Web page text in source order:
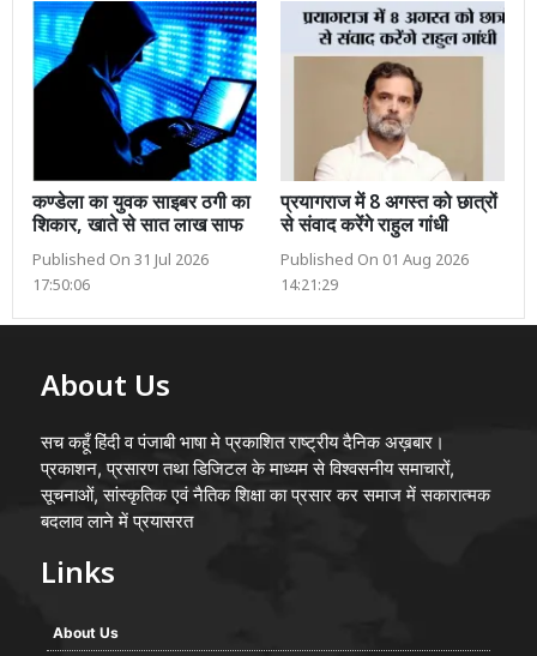
कण्डेला का युवक साइबर ठगी का
शिकार, खाते से सात लाख साफ
Published On 31 Jul 2026
17:50:06
प्रयागराज में 8 अगस्त को छात्रों
से संवाद करेंगे राहुल गांधी
Published On 01 Aug 2026
14:21:29
About Us
सच कहूँ हिंदी व पंजाबी भाषा मे प्रकाशित राष्ट्रीय दैनिक अख़बार।
प्रकाशन, प्रसारण तथा डिजिटल के माध्यम से विश्वसनीय समाचारों,
सूचनाओं, सांस्कृतिक एवं नैतिक शिक्षा का प्रसार कर समाज में सकारात्मक
बदलाव लाने में प्रयासरत
Links
About Us